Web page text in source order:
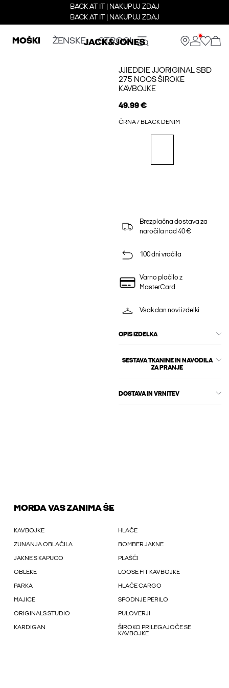
BACK AT IT | NAKUPUJ ZDAJ
BACK AT IT | NAKUPUJ ZDAJ
MOŠKI ŽENSKE OTROCI
JJIEDDIE JJORIGINAL SBD
275 NOOS ŠIROKE
KAVBOJKE
49.99 €
ČRNA / BLACK DENIM
Brezplačna dostava za
naročila nad 40 €
100 dni vračila
Varno plačilo z
MasterCard
Vsak dan novi izdelki
OPIS IZDELKA
SESTAVA TKANINE IN NAVODILA
ZA PRANJE
DOSTAVA IN VRNITEV
MORDA VAS ZANIMA ŠE
KAVBOJKE HLAČE
ZUNANJA OBLAČILA BOMBER JAKNE
JAKNE S KAPUCO PLAŠČI
OBLEKE LOOSE FIT KAVBOJKE
PARKA HLAČE CARGO
MAJICE SPODNJE PERILO
ORIGINALS STUDIO PULOVERJI
KARDIGAN
ŠIROKO PRILEGAJOČE SE
KAVBOJKE